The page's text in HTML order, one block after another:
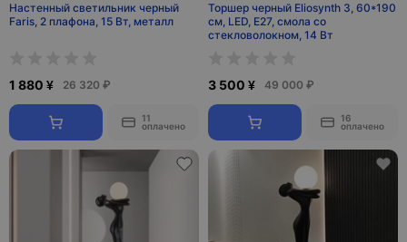
Настенный светильник черный
Faris, 2 плафона, 15 Вт, металл
1 880 ¥ 26 320 ₽
11
оплачено
Торшер черный Eliosynth 3, 60*190
см, LED, Е27, смола со
стекловолокном, 14 Вт
3 500 ¥ 49 000 ₽
16
оплачено